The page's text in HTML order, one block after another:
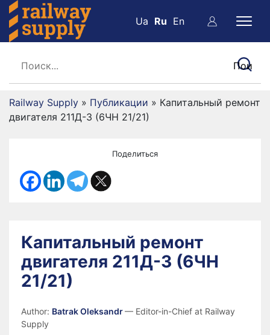
Ua Ru En
Railway Supply » Публикации » Капитальный ремонт
двигателя 211Д-3 (6ЧН 21/21)
Поделиться
Капитальный ремонт
двигателя 211Д-3 (6ЧН
21/21)
Author: Batrak Oleksandr— Editor-in-Chief at Railway
Supply